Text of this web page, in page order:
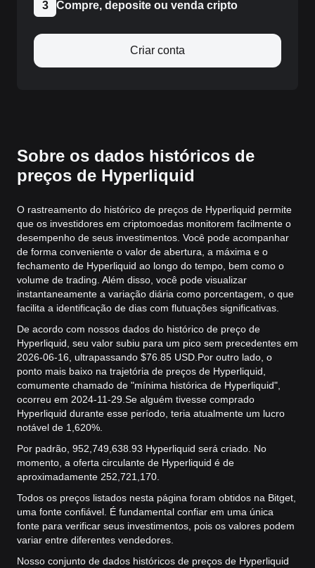
3 Compre, deposite ou venda cripto
Criar conta
Sobre os dados históricos de
preços de Hyperliquid
O rastreamento do histórico de preços de Hyperliquid permite
que os investidores em criptomoedas monitorem facilmente o
desempenho de seus investimentos. Você pode acompanhar
de forma conveniente o valor de abertura, a máxima e o
fechamento de Hyperliquid ao longo do tempo, bem como o
volume de trading. Além disso, você pode visualizar
instantaneamente a variação diária como porcentagem, o que
facilita a identificação de dias com flutuações significativas.
De acordo com nossos dados do histórico de preço de
Hyperliquid, seu valor subiu para um pico sem precedentes em
2026-06-16, ultrapassando $76.85 USD. Por outro lado, o
ponto mais baixo na trajetória de preços de Hyperliquid,
comumente chamado de "mínima histórica de Hyperliquid",
ocorreu em 2024-11-29. Se alguém tivesse comprado
Hyperliquid durante esse período, teria atualmente um lucro
notável de 1,620%.
Por padrão, 952,749,638.93 Hyperliquid será criado. No
momento, a oferta circulante de Hyperliquid é de
aproximadamente 252,721,170.
Todos os preços listados nesta página foram obtidos na Bitget,
uma fonte confiável. É fundamental confiar em uma única
fonte para verificar seus investimentos, pois os valores podem
variar entre diferentes vendedores.
Nosso conjunto de dados históricos de preços de Hyperliquid